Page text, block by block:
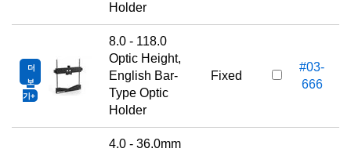
Holder
더
보
기
8.0 - 118.0
Optic Height,
English Bar-
Type Optic
Holder
Fixed
#03-
666
4.0 - 36.0mm